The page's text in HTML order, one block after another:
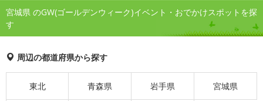
宮城県 のGW(ゴールデンウィーク)イベント・おでかけスポットを探
す
周辺の都道府県から探す
東北 青森県 岩手県 宮城県